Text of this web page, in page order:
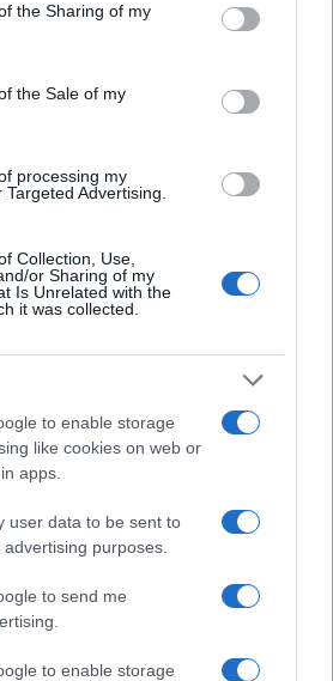
or usage behaviour. You may click to
Google and its third-party tags to
specified purposes in below Google
the Sharing of my
the Sale of my
processing my
Advertising.
Collection, Use,
or Sharing of my
Is Unrelated with the
it was collected.
to enable storage
like cookies on web or
apps.
user data to be sent to
purposes.
to send me
to enable storage
viajar por todo el mundo
buscados
cuáles son…